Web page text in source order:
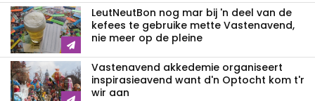
LeutNeutBon nog mar bij 'n deel van de
kefees te gebruike mette Vastenavend,
nie meer op de pleine
Vastenavend akkedemie organiseert
inspirasieavend want d'n Optocht kom t'r
wir aan